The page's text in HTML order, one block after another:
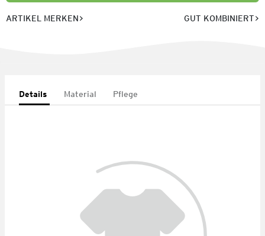
ARTIKEL MERKEN GUT KOMBINIERT
Details Material Pflege